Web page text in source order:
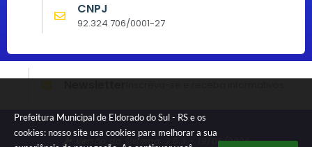
Prefeitura Municipal de Eldorado do Sul - RS e os
cookies: nosso site usa cookies para melhorar a sua
CNPJ
92.324.706/0001-27
Versão do Sistema: 3.5.3 - 19/06/2026